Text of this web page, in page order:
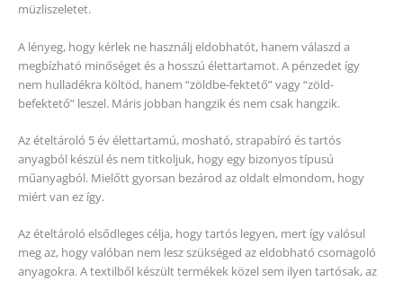
müzliszeletet.
A lényeg, hogy kérlek ne használj eldobhatót, hanem válaszd a
megbízható minőséget és a hosszú élettartamot. A pénzedet így
nem hulladékra költöd, hanem “zöldbe-fektető” vagy “zöld-
befektető” leszel. Máris jobban hangzik és nem csak hangzik.
Az ételtároló 5 év élettartamú, mosható, strapabíró és tartós
anyagból készül és nem titkoljuk, hogy egy bizonyos típusú
műanyagból. Mielőtt gyorsan bezárod az oldalt elmondom, hogy
miért van ez így.
Az ételtároló elsődleges célja, hogy tartós legyen, mert így valósul
meg az, hogy valóban nem lesz szükséged az eldobható csomagoló
anyagokra. A textilből készült termékek közel sem ilyen tartósak, az